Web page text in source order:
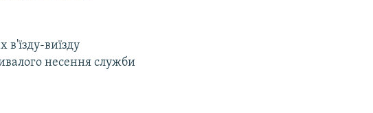
в'їзду-виїзду
несення служби